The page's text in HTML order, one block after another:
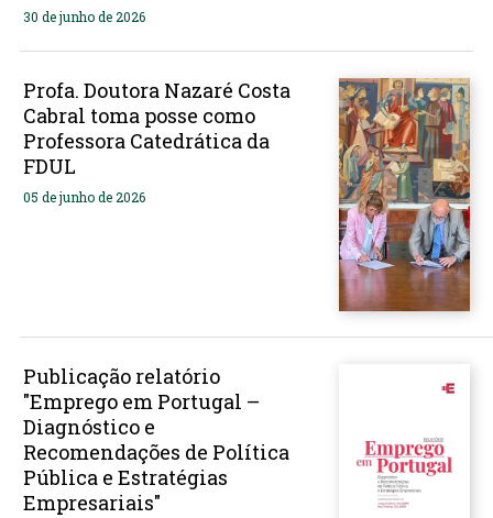
30 de junho de 2026
Profa. Doutora Nazaré Costa
Cabral toma posse como
Professora Catedrática da
FDUL
05 de junho de 2026
Publicação relatório
"Emprego em Portugal –
Diagnóstico e
Recomendações de Política
Pública e Estratégias
Empresariais"